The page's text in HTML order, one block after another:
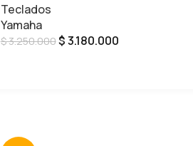
Teclados
Yamaha
$3.250.000$3.180.000